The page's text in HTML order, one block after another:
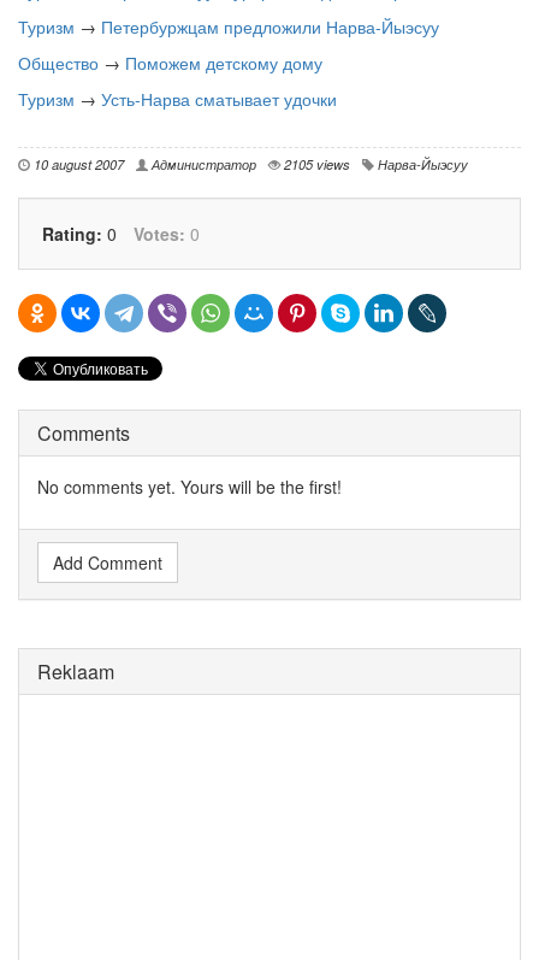
Туризм → Петербуржцам предложили Нарва-Йыэсуу
Общество → Поможем детскому дому
Туризм → Усть-Нарва сматывает удочки
10 august 2007 Администратор 2105 views Нарва-Йыэсуу
Rating: 0 Votes: 0
Comments
No comments yet. Yours will be the first!
Add Comment
Reklaam